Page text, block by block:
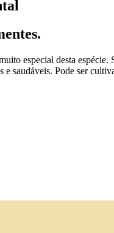
especial desta espécie.
saudáveis. Pode ser